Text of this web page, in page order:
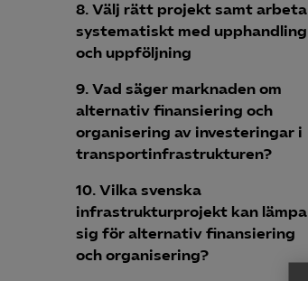
8. Välj rätt projekt samt arbeta
systematiskt med upphandling
och uppföljning
9. Vad säger marknaden om
alternativ finansiering och
organisering av investeringar i
transportinfrastrukturen?
10. Vilka svenska
infrastrukturprojekt kan lämpa
sig för alternativ finansiering
och organisering?